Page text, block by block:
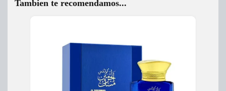
Tambien te recomendamos...